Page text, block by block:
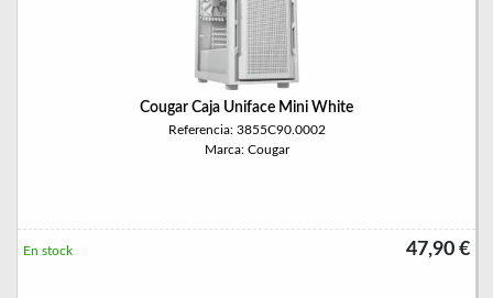
Cougar Caja Uniface Mini White
Referencia: 3855C90.0002
Marca: Cougar
47,90 €
En stock